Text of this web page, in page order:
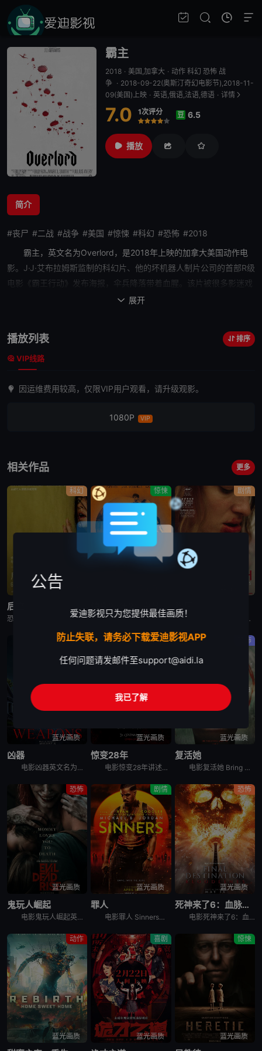
霸主
2018 · 美国,加拿大 · 动作 科幻 恐怖 战
争 · 2018-09-22(奥斯汀奇幻电影节),2018-11-
09(美国)上映 · 英语,俄语,法语,德语 · 详情
7.0 1次评分
很差
较差
还行推荐力荐
豆 6.5
播放
简介
#丧尸 #二战 #战争 #美国 #惊悚 #科幻 #恐怖 #2018
霸主，英文名为Overlord，是2018年上映的加拿大美国动作电
影。J·J·艾布拉姆斯监制的科幻片、他的坏机器人制片公司的首部R级
电影《霸王行动》发布海报，伞兵降落带着血腥。该片被很多影迷戏
称为“《使命召唤》的僵尸模式”，讲述二战时期的诺曼底登陆遇上生
在这个纳粹占领的村庄里发生的事情比简单军事行动要复杂许多，他
们将与超自然力量斗争，而这些是纳粹实验的一部分。
 展开
播放列表 排序
VIP线路
因运维费用较高，仅限VIP用户观看，请升级观影。
1080P VIP
相关作品 更多
科幻
高清中字
后室
恐怖片《后室》又名：后室(电影版),边缘空间：电影,嚇房(港),嚇房(戏院独家加长版),Backrooms: Everything Must Go Edition w,Bonus Footage,Ba
惊悚
电影《惊变28年2：白骨圣殿》讲述了：末日丧钟再度敲响，带领观众直视人性毁灭的炼狱，感染者的威胁和幸存人类的邪恶。
剧情
本片讲述了一个与世隔绝的奇怪家庭。家庭成员由一对父母和大儿子、两个女儿组成，一家五口终日生活在一座隐秘的大宅子里。三个孩子自小被父亲隔离于此，他们不能接触除父母外的人，对高墙之外的世界几乎一无所知
剧情
蓝光画质
凶器
电影凶器英文名为Weapons，讲述了：同一个晚上的同一个时间，同一个班级里的所有小孩，都神秘地失踪了，除了一个小孩。整个小镇都开始怀疑，究竟是谁或背后有什么原因，导致这些小孩都不见了？
科幻
蓝光画质
惊变28年
电影惊变28年讲述的是：经历病毒浩劫的幸存者们在远离城市的地方建立了新的聚集区，平静的生活却在28年后被再次打破。更加致命的病毒变异，日渐扭曲的人性与欲望，人类的命运将会何去何从？影片为《惊变28
恐怖
蓝光画质
复活她
电影复活她 Bring Her Back讲述的是：一对兄妹在他们新寄养母亲的偏远住所中，发现了一个可怕的仪式。
恐怖
蓝光画质
鬼玩人崛起
电影鬼玩人崛起英文名Evil Dead Rise，讲述了：一对感情疏离的姐妹终于重聚，姐姐艾莉（阿丽莎·萨瑟兰 Alyssa Sutherland 饰）意外被恶魔附体，妹妹贝丝（莉莉·沙利文 Li
剧情
蓝光画质
罪人
电影罪人 Sinners讲述的是：双胞胎兄弟（迈克尔·B·乔丹 Michael B. Jordan 饰）试图摆脱不愉快的过往，回到家乡想重新开始，但却发现更为恐怖的邪恶势力正等待着他们的回归……
恐怖
蓝光画质
死神来了6：血脉诅咒
电影死神来了6：血脉诅咒讲述了，大学生史蒂芬妮（凯特琳·桑塔·胡安娜 Kaitlyn Santa Juana 饰）饱受反复出现的暴力恶梦所困扰，于是决定回到家乡，寻找唯一可能打破这个循环的人，并拯
动作
蓝光画质
喜剧
蓝光画质
惊悚
蓝光画质
公告
爱迪影视只为您提供最佳画质！
防止失联，请务必下载爱迪影视APP
任何问题请发邮件至support@aidi.la
我已了解